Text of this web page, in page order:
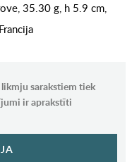
35.30 g, h 5.9 cm,
likmju sarakstiem tiek
ir aprakstīti